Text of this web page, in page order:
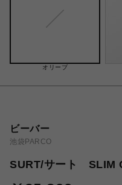
オリーブ
ビーバー
池袋PARCO
SURT/サート SLIM